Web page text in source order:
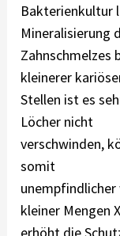
Bakterienkultur
Mineralisierung
Zahnschmelzes
kleinerer
Stellen ist es
Löcher nicht
verschwinden,
somit
unempfindlicher
kleiner Mengen
erhöht die